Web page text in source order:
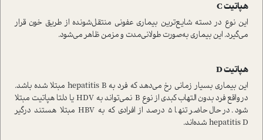
هپاتیت C
این نوع در دسته شایع‌ترین بیماری عفونی منتقل‌شونده از طریق خون قرار
می‌گیرد. این بیماری به‌صورت طولانی‌مدت و مزمن ظاهر می‌شود.
هپاتیت D
این بیماری بسیار زمانی رخ می‌دهد که فرد به hepatitis B مبتلا شده باشد.
در‌واقع فرد بدون التهاب کبدی از نوع B نمی‌تواند به HDV یا دلتا هپاتیت مبتلا
شود. در‌حال حاضر تنها 5 درصد از افرادی که به HBV مبتلا هستند درگیر
hepatitis D شده‌اند.